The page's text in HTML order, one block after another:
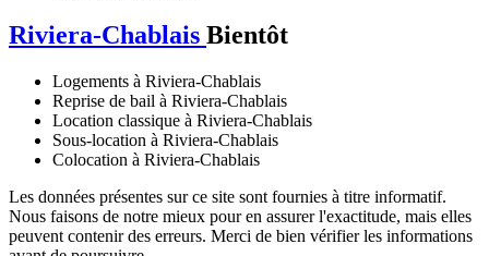
Riviera-Chablais Bientôt
Logements à Riviera-Chablais
Reprise de bail à Riviera-Chablais
Location classique à Riviera-Chablais
Sous-location à Riviera-Chablais
Colocation à Riviera-Chablais
Les données présentes sur ce site sont fournies à titre informatif.
Nous faisons de notre mieux pour en assurer l'exactitude, mais elles
peuvent contenir des erreurs. Merci de bien vérifier les informations